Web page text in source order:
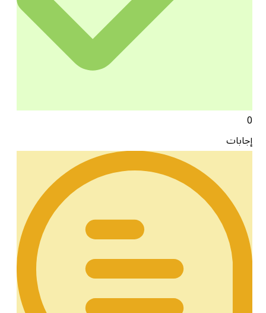
إجابات